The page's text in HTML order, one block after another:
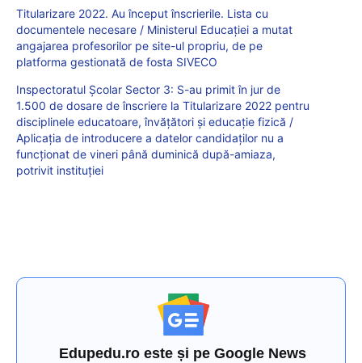
Titularizare 2022. Au început înscrierile. Lista cu
documentele necesare / Ministerul Educației a mutat
angajarea profesorilor pe site-ul propriu, de pe
platforma gestionată de fosta SIVECO
Inspectoratul Școlar Sector 3: S-au primit în jur de
1.500 de dosare de înscriere la Titularizare 2022 pentru
disciplinele educatoare, învățători și educație fizică /
Aplicația de introducere a datelor candidaților nu a
funcționat de vineri până duminică după-amiaza,
potrivit instituției
Edupedu.ro este și pe Google News